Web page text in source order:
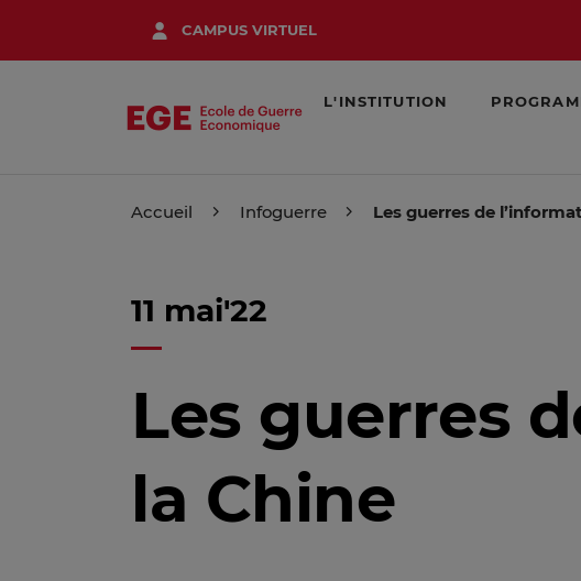
contenu
CAMPUS VIRTUEL
L'INSTITUTION
Accueil Infoguerre Les guerres de
11 mai'22
Les guerres
la Chine